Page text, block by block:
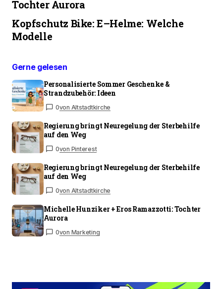
Tochter Aurora
Kopfschutz Bike: E–Helme: Welche
Modelle
Gerne gelesen
Personalisierte Sommer Geschenke &
Strandzubehör: Ideen
0von Altstadtkirche
Regierung bringt Neuregelung der Sterbehilfe
auf den Weg
0von Pinterest
Regierung bringt Neuregelung der Sterbehilfe
auf den Weg
0von Altstadtkirche
Michelle Hunziker + Eros Ramazzotti: Tochter
Aurora
0von Marketing